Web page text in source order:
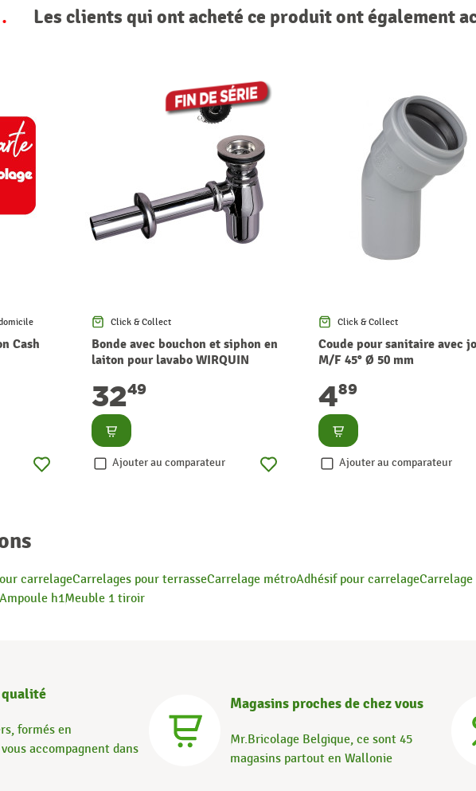
Les clients qui ont acheté ce produit ont également
Cash
Click & Collect
Bonde avec bouchon et siphon en
laiton pour lavabo WIRQUIN
3249
Consulter
Ajouter au comparateur
Click & Collect
Coude pour sanitaire avec
M/F 45° Ø 50 mm
489
Consulter
Ajouter au comparateur
carrelageCarrelages pour terrasseCarrelage métroAdhésif pour carrelageCarrelage
Ampoule h1Meuble 1 tiroir
qualité
formés en
accompagnent dans
Magasins proches de chez vous
Mr.Bricolage Belgique, ce sont 45
magasins partout en Wallonie